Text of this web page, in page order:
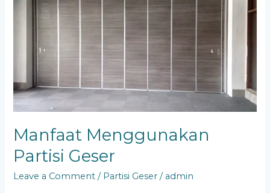
Manfaat Menggunakan
Partisi Geser
Leave a Comment / Partisi Geser / admin
Partisi